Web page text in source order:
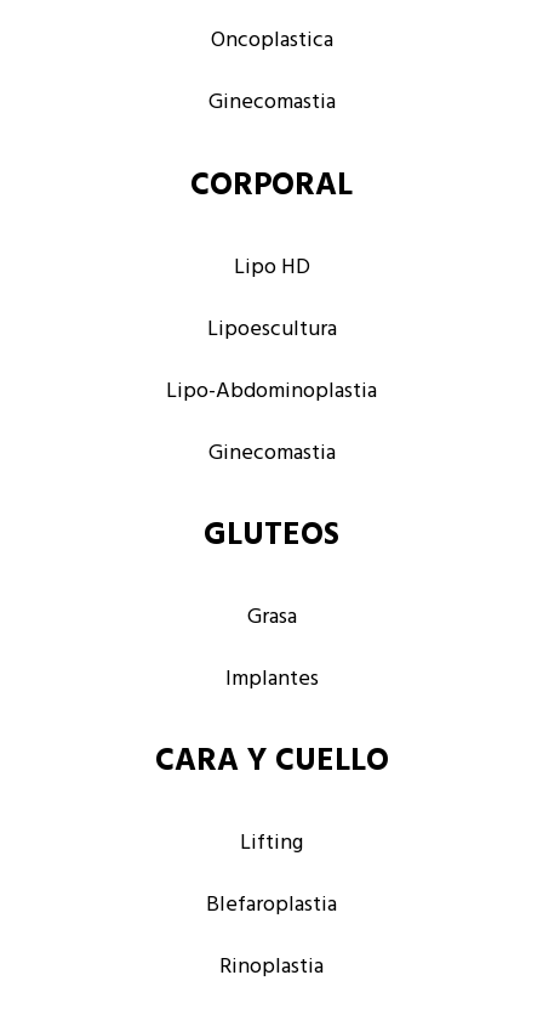
Oncoplastica
Ginecomastia
CORPORAL
Lipo HD
Lipoescultura
Lipo-Abdominoplastia
Ginecomastia
GLUTEOS
Grasa
Implantes
CARA Y CUELLO
Lifting
Blefaroplastia
Rinoplastia